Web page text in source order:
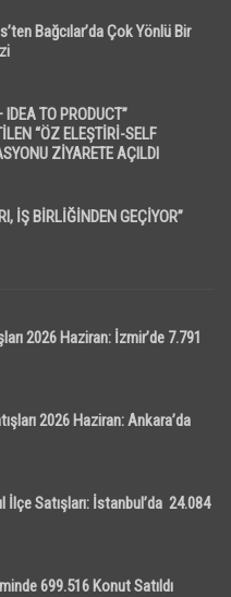
Bağcılar’da Çok Yönlü Bir
TO PRODUCT”
“ÖZ ELEŞTİRİ-SELF
ZİYARETE AÇILDI
İŞ BİRLİĞİNDEN GEÇİYOR”
2026 Haziran: İzmir’de 7.791
2026 Haziran: Ankara’da
Satışları: İstanbul’da 24.084
699.516 Konut Satıldı